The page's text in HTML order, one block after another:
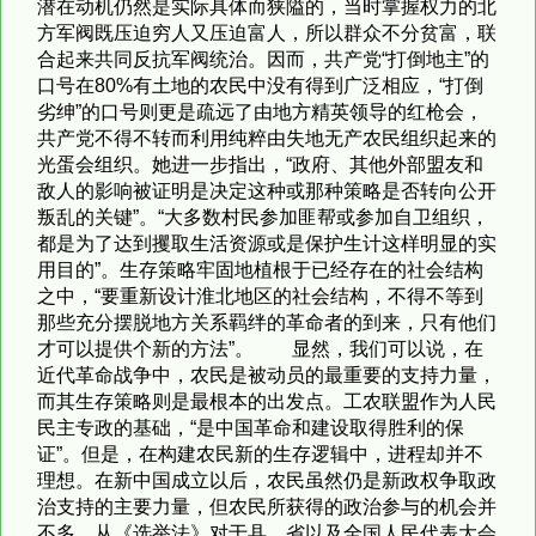
潜在动机仍然是实际具体而狭隘的，当时掌握权力的北
方军阀既压迫穷人又压迫富人，所以群众不分贫富，联
合起来共同反抗军阀统治。因而，共产党“打倒地主”的
口号在80%有土地的农民中没有得到广泛相应，“打倒
劣绅”的口号则更是疏远了由地方精英领导的红枪会，
共产党不得不转而利用纯粹由失地无产农民组织起来的
光蛋会组织。她进一步指出，“政府、其他外部盟友和
敌人的影响被证明是决定这种或那种策略是否转向公开
叛乱的关键”。“大多数村民参加匪帮或参加自卫组织，
都是为了达到攫取生活资源或是保护生计这样明显的实
用目的”。生存策略牢固地植根于已经存在的社会结构
之中，“要重新设计淮北地区的社会结构，不得不等到
那些充分摆脱地方关系羁绊的革命者的到来，只有他们
才可以提供个新的方法”。 显然，我们可以说，在
近代革命战争中，农民是被动员的最重要的支持力量，
而其生存策略则是最根本的出发点。工农联盟作为人民
民主专政的基础，“是中国革命和建设取得胜利的保
证”。但是，在构建农民新的生存逻辑中，进程却并不
理想。在新中国成立以后，农民虽然仍是新政权争取政
治支持的主要力量，但农民所获得的政治参与的机会并